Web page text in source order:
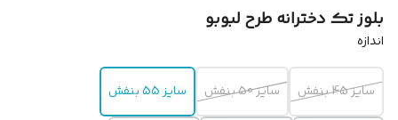
بلوز تک دخترانه طرح لبوبو
اندازه
سایز 45 بنفش سایز 50 بنفش سایز 55 بنفش